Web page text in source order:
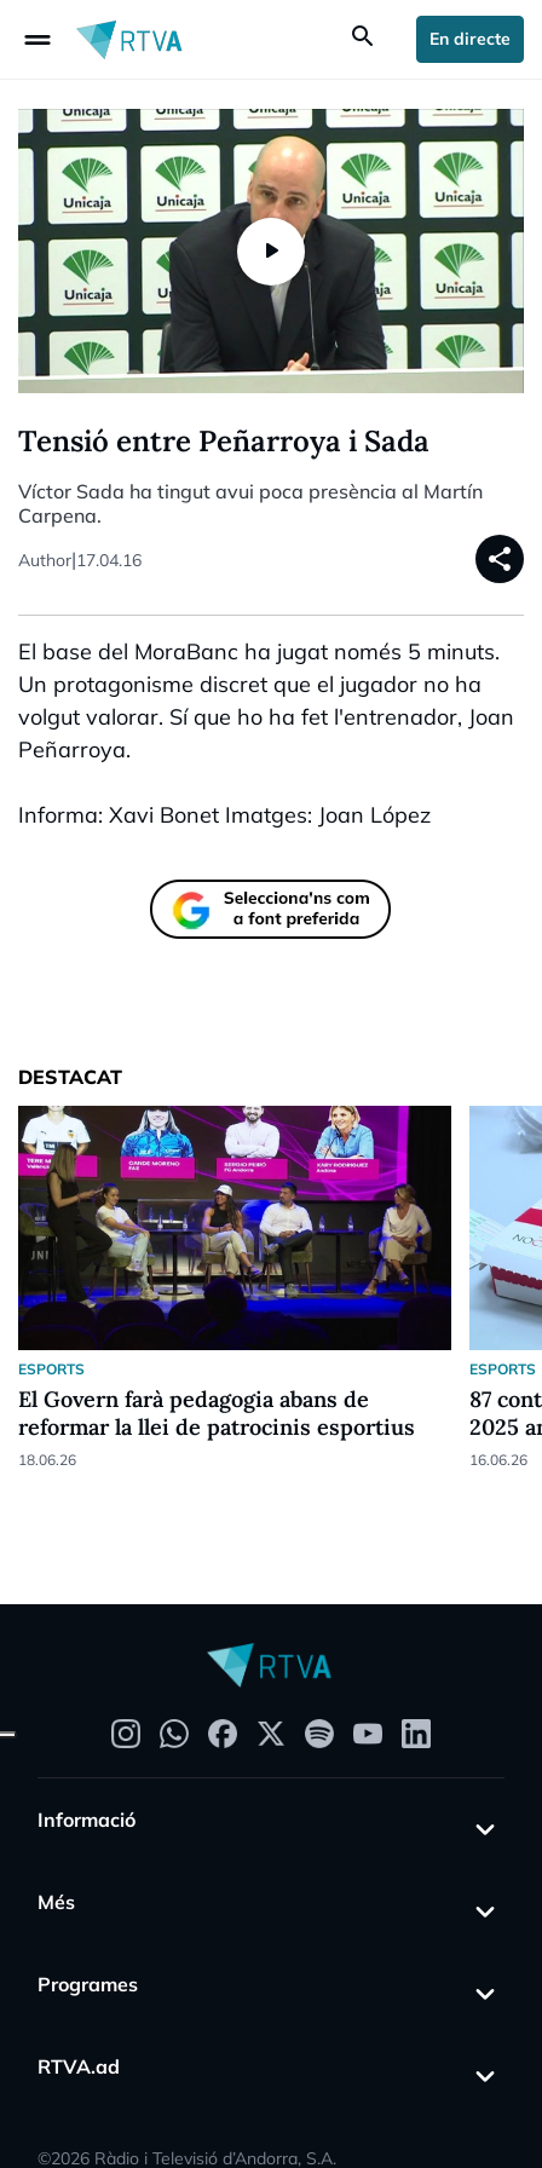
drag_handle search En directe
Tensió entre Peñarroya i Sada
Víctor Sada ha tingut avui poca presència al Martín
Carpena.
Author|17.04.16 share
El base del MoraBanc ha jugat només 5 minuts.
Un protagonisme discret que el jugador no ha
volgut valorar. Sí que ho ha fet l'entrenador, Joan
Peñarroya.
Informa: Xavi Bonet Imatges: Joan López
DESTACAT
ESPORTS
El Govern farà pedagogia abans de
reformar la llei de patrocinis esportius
18.06.26
ESPORTS
87
2025
16.06.26
Informació
Més
Programes
RTVA.ad
©2026 Ràdio i Televisió d’Andorra, S.A.